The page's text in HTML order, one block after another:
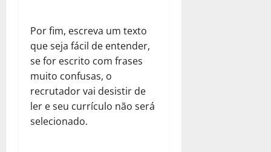
Por fim, escreva um texto
que seja fácil de entender,
se for escrito com frases
muito confusas, o
recrutador vai desistir de
ler e seu currículo não será
selecionado.